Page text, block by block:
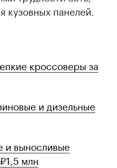
кузовных панелей.
кроссоверы за
и дизельные
и выносливые
млн